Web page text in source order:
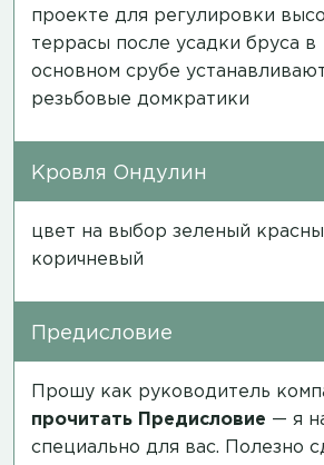
проекте для регулировки
террасы после усадки бруса в
основном срубе
резьбовые домкратики
Кровля Ондулин
цвет на выбор зеленый
коричневый
Предисловие
Прошу как руководитель
прочитать Предисловие — я
специально для вас. Полезно